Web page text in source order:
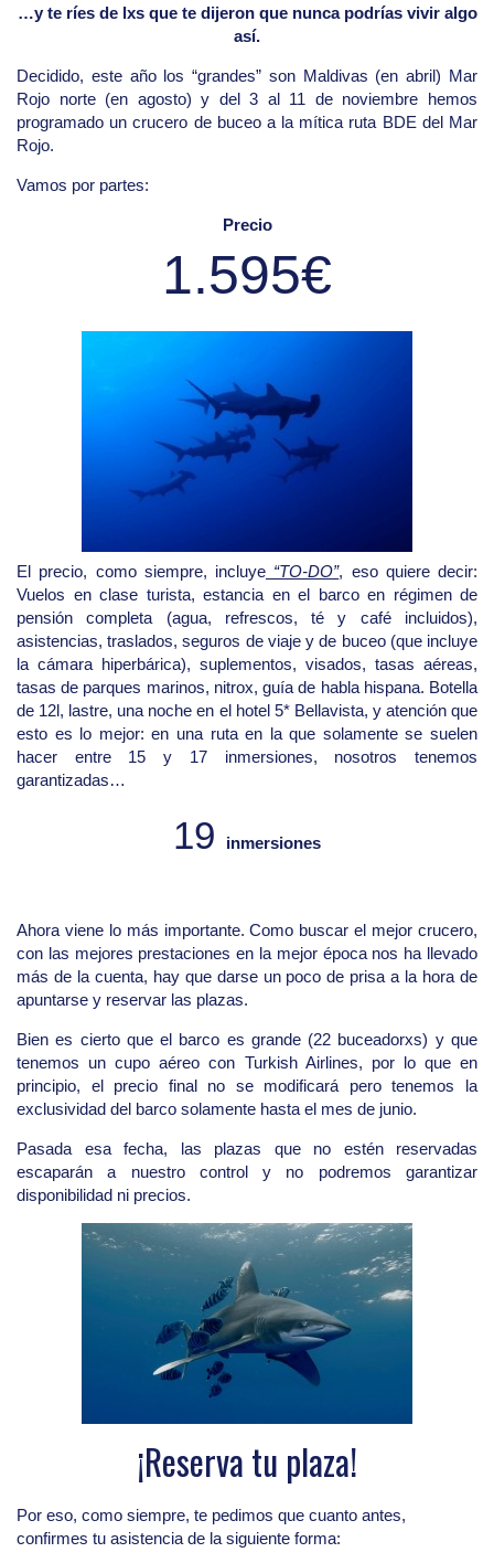
…y te ríes de lxs que te dijeron que nunca podrías vivir algo
así.
Decidido, este año los “grandes” son Maldivas (en abril) Mar
Rojo norte (en agosto) y del 3 al 11 de noviembre hemos
programado un crucero de buceo a la mítica ruta BDE del Mar
Rojo.
Vamos por partes:
Precio
1.595€
El precio, como siempre, incluye “TO-DO”, eso quiere decir:
Vuelos en clase turista, estancia en el barco en régimen de
pensión completa (agua, refrescos, té y café incluidos),
asistencias, traslados, seguros de viaje y de buceo (que incluye
la cámara hiperbárica), suplementos, visados, tasas aéreas,
tasas de parques marinos, nitrox, guía de habla hispana. Botella
de 12l, lastre, una noche en el hotel 5* Bellavista, y atención que
esto es lo mejor: en una ruta en la que solamente se suelen
hacer entre 15 y 17 inmersiones, nosotros tenemos
garantizadas…
19 inmersiones
Ahora viene lo más importante. Como buscar el mejor crucero,
con las mejores prestaciones en la mejor época nos ha llevado
más de la cuenta, hay que darse un poco de prisa a la hora de
apuntarse y reservar las plazas.
Bien es cierto que el barco es grande (22 buceadorxs) y que
tenemos un cupo aéreo con Turkish Airlines, por lo que en
principio, el precio final no se modificará pero tenemos la
exclusividad del barco solamente hasta el mes de junio.
Pasada esa fecha, las plazas que no estén reservadas
escaparán a nuestro control y no podremos garantizar
disponibilidad ni precios.
¡Reserva tu plaza!
Por eso, como siempre, te pedimos que cuanto antes,
confirmes tu asistencia de la siguiente forma: